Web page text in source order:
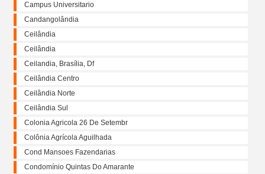
Campus Universitario
Candangolândia
Ceilândia
Ceilândia
Ceilandia, Brasília, Df
Ceilândia Centro
Ceilândia Norte
Ceilândia Sul
Colonia Agricola 26 De Setembr
Colônia Agrícola Aguilhada
Cond Mansoes Fazendarias
Condomínio Quintas Do Amarante